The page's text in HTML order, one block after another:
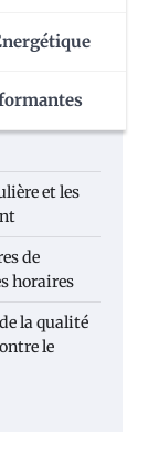
et les
de
horaires
la qualité
le